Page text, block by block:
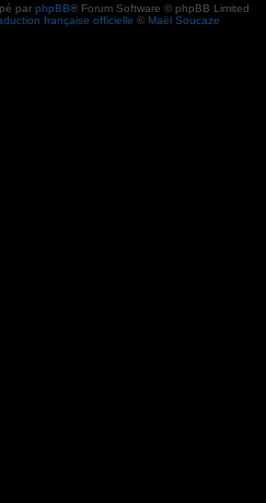
par phpBB® Forum Software © phpBB Limited
française officielle © Maël Soucaze